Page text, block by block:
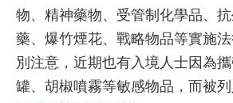
物、精神藥物、受管制化學品、
藥、爆竹煙花、戰略物品等實施
別注意，近期也有入境人士因為
罐、胡椒噴霧等敏感物品，而被列